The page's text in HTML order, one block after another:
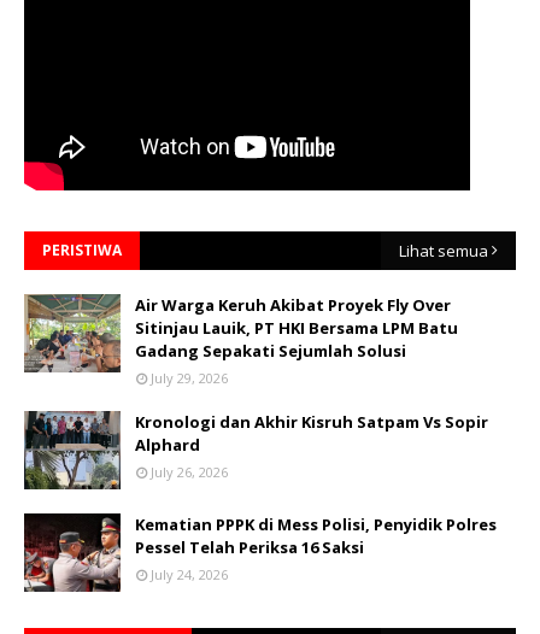
PERISTIWA Lihat semua
Air Warga Keruh Akibat Proyek Fly Over
Sitinjau Lauik, PT HKI Bersama LPM Batu
Gadang Sepakati Sejumlah Solusi
July 29, 2026
Kronologi dan Akhir Kisruh Satpam Vs Sopir
Alphard
July 26, 2026
Kematian PPPK di Mess Polisi, Penyidik Polres
Pessel Telah Periksa 16 Saksi
July 24, 2026